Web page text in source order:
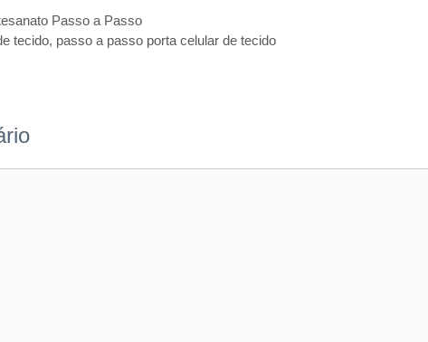
Passo a Passo
tecido, passo a passo porta celular de tecido